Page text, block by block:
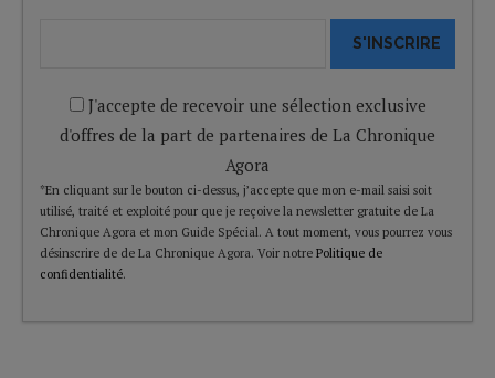
S'INSCRIRE
J'accepte de recevoir une sélection exclusive
d'offres de la part de partenaires de La Chronique
Agora
*En cliquant sur le bouton ci-dessus, j’accepte que mon e-mail saisi soit
utilisé, traité et exploité pour que je reçoive la newsletter gratuite de La
Chronique Agora et mon Guide Spécial. A tout moment, vous pourrez vous
désinscrire de de La Chronique Agora. Voir notre Politique de
confidentialité.